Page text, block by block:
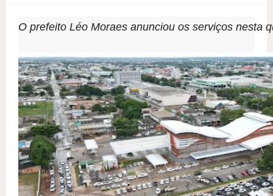
O prefeito Léo Moraes anunciou os serviços nesta